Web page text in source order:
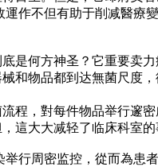
作不但有助于削减醫療
是何方神圣？它重要卖
和物品都到达無菌尺度，
程，對每件物品举行邃
大大减轻了临床科室
举行周密监控，從而為患